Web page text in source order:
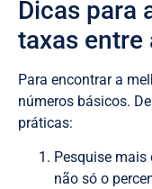
Dicas para
taxas
Para encontrar a
números básicos.
práticas:
Pesquise
não só o